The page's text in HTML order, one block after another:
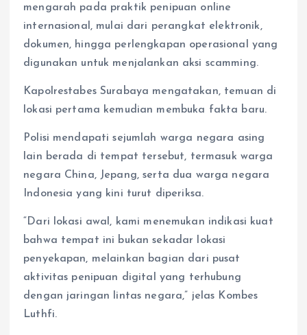
mengarah pada praktik penipuan online
internasional, mulai dari perangkat elektronik,
dokumen, hingga perlengkapan operasional yang
digunakan untuk menjalankan aksi scamming.
Kapolrestabes Surabaya mengatakan, temuan di
lokasi pertama kemudian membuka fakta baru.
Polisi mendapati sejumlah warga negara asing
lain berada di tempat tersebut, termasuk warga
negara China, Jepang, serta dua warga negara
Indonesia yang kini turut diperiksa.
“Dari lokasi awal, kami menemukan indikasi kuat
bahwa tempat ini bukan sekadar lokasi
penyekapan, melainkan bagian dari pusat
aktivitas penipuan digital yang terhubung
dengan jaringan lintas negara,” jelas Kombes
Luthfi.